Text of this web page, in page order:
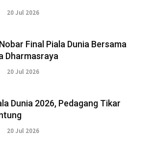
20 Jul 2026
Final Piala Dunia Bersama
Dharmasraya
20 Jul 2026
Dunia 2026, Pedagang Tikar
20 Jul 2026